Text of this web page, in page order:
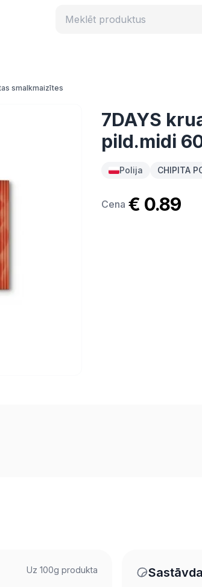
smalkmaizītes
7DAYS
pild.midi
Polija CHIPITA
Cena € 0.89
Uz 100g produkta